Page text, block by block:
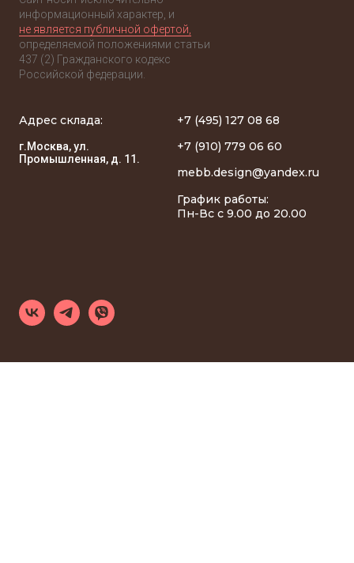
информационный характер, и
не является публичной офертой,
определяемой положениями статьи
437 (2) Гражданского кодекс
Российской федерации.
Адрес склада:
г.Москва, ул.
Промышленная, д. 11.
+7 (495) 127 08 68
+7 (910) 779 06 60
mebb.design@yandex.ru
График работы:
Пн-Вс с 9.00 до 20.00